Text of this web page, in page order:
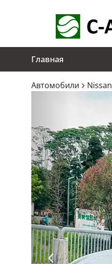
Главная
Aвтомобили Nissan